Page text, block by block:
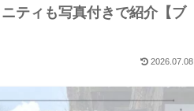
ティも写真付きで紹介【ブ
2026.07.08